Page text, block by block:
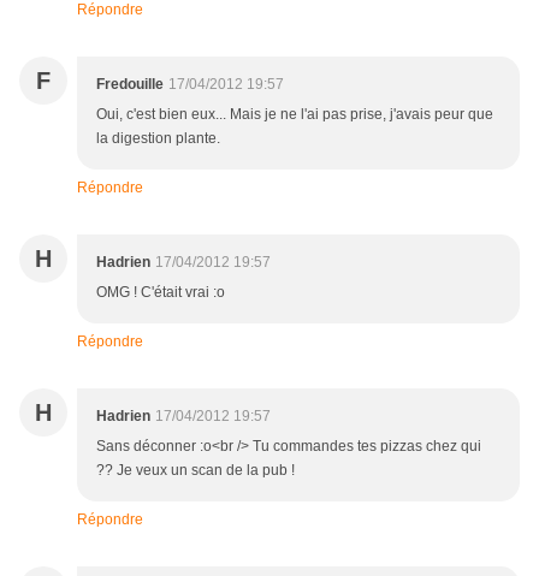
Répondre
F Fredouille 17/04/2012 19:57
Oui, c'est bien eux... Mais je ne l'ai pas prise, j'avais peur que
la digestion plante.
Répondre
H Hadrien 17/04/2012 19:57
OMG ! C'était vrai :o
Répondre
H Hadrien 17/04/2012 19:57
Sans déconner :o<br /> Tu commandes tes pizzas chez qui
?? Je veux un scan de la pub !
Répondre